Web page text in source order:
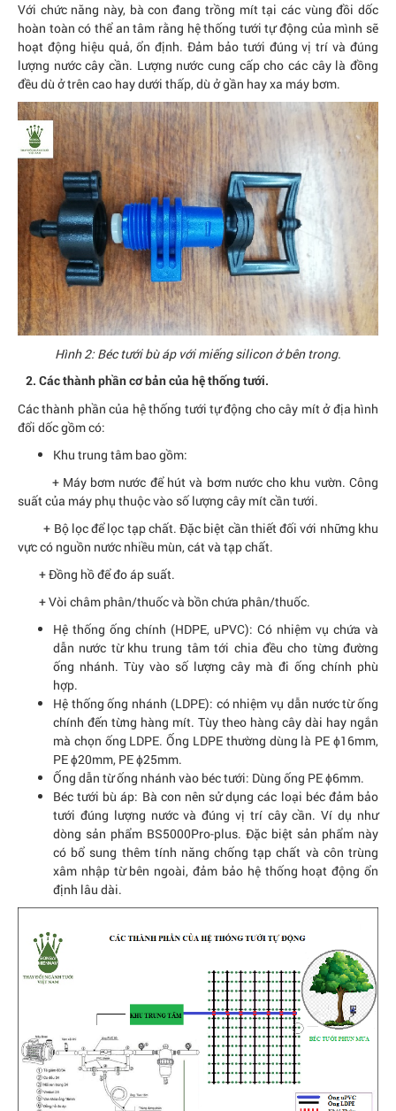
Với chức năng này, bà con đang trồng mít tại các vùng đồi dốc
hoàn toàn có thể an tâm rằng hệ thống tưới tự động của mình sẽ
hoạt động hiệu quả, ổn định. Đảm bảo tưới đúng vị trí và đúng
lượng nước cây cần. Lượng nước cung cấp cho các cây là đồng
đều dù ở trên cao hay dưới thấp, dù ở gần hay xa máy bơm.
Hình 2: Béc tưới bù áp với miếng silicon ở bên trong.
2. Các thành phần cơ bản của hệ thống tưới.
Các thành phần của hệ thống tưới tự động cho cây mít ở địa hình
đổi dốc gồm có:
Khu trung tâm bao gồm:
+ Máy bơm nước để hút và bơm nước cho khu vườn. Công
suất của máy phụ thuộc vào số lượng cây mít cần tưới.
+ Bộ lọc để lọc tạp chất. Đặc biệt cần thiết đối với những khu
vực có nguồn nước nhiều mùn, cát và tạp chất.
+ Đồng hồ để đo áp suất.
+ Vòi châm phân/thuốc và bồn chứa phân/thuốc.
Hệ thống ống chính (HDPE, uPVC): Có nhiệm vụ chứa và
dẫn nước từ khu trung tâm tới chia đều cho từng đường
ống nhánh. Tùy vào số lượng cây mà đi ống chính phù
hợp.
Hệ thống ống nhánh (LDPE): có nhiệm vụ dẫn nước từ ống
chính đến từng hàng mít. Tùy theo hàng cây dài hay ngắn
mà chọn ống LDPE. Ống LDPE thường dùng là PE ɸ16mm,
PE ɸ20mm, PE ɸ25mm.
Ống dẫn từ ống nhánh vào béc tưới: Dùng ống PE ɸ6mm.
Béc tưới bù áp: Bà con nên sử dụng các loại béc đảm bảo
tưới đúng lượng nước và đúng vị trí cây cần. Ví dụ như
dòng sản phẩm BS5000Pro-plus. Đặc biệt sản phẩm này
có bổ sung thêm tính năng chống tạp chất và côn trùng
xâm nhập từ bên ngoài, đảm bảo hệ thống hoạt động ổn
định lâu dài.